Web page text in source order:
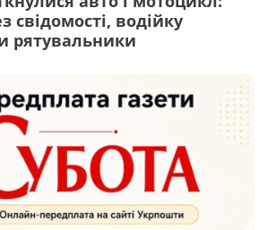
свідомості, водійку
рятувальники